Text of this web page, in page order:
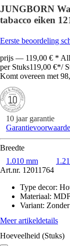
JUNGBORN
tabacco eiken
Eerste beoordeling
prijs — 119,00 € *
per Stuks119,00 €*/
Komt overeen met
10 jaar garantie
Breedte
1.010 mm
Art.nr. 12011764
Type decor:
Materiaal:
Variant:
Meer artikeldetails
Hoeveelheid (Stuks)